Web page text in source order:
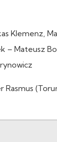
Klemenz,
– Mateusz
Rasmus